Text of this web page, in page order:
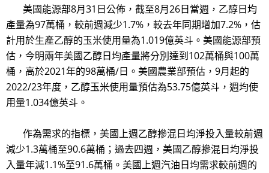
美國能源部8月31日公佈，截至8月26日當週，乙醇日均
產量為97萬桶，較前週減少1.7%，較去年同期增加7.2%，估
計用於生產乙醇的玉米使用量為1.019億英斗。美國能源部預
估，今明兩年美國乙醇日均產量將分別達到102萬桶與100萬
桶，高於2021年的98萬桶/日。美國農業部預估，9月起的
2022/23年度，乙醇玉米使用量預估為53.75億英斗，週均使
用量1.034億英斗。
作為需求的指標，美國上週乙醇摻混日均淨投入量較前週
減少1.3萬桶至90.6萬桶；過去四週，美國乙醇摻混日均淨投
入量年減1.1%至91.6萬桶。美國上週汽油日均需求較前週的